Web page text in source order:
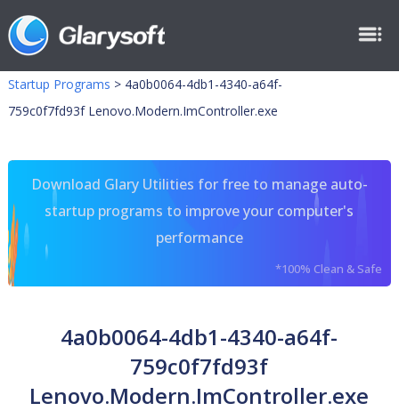
Startup Programs > 4a0b0064-4db1-4340-a64f-
759c0f7fd93f Lenovo.Modern.ImController.exe
Download Glary Utilities for free to manage auto-
startup programs to improve your computer's
performance
*100% Clean & Safe
4a0b0064-4db1-4340-a64f-
759c0f7fd93f
Lenovo.Modern.ImController.exe